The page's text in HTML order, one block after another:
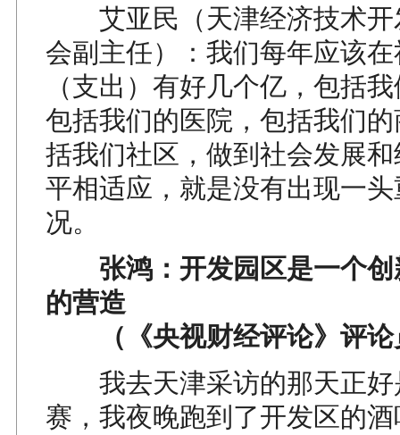
艾亚民（天津经济技术开
会副主任）：我们每年应该
（支出）有好几个亿，包括
包括我们的医院，包括我们
括我们社区，做到社会发展
平相适应，就是没有出现一
况。
张鸿：开发园区是一个创
的营造
（《央视财经评论》评论
我去天津采访的那天正好
赛，我夜晚跑到了开发区的